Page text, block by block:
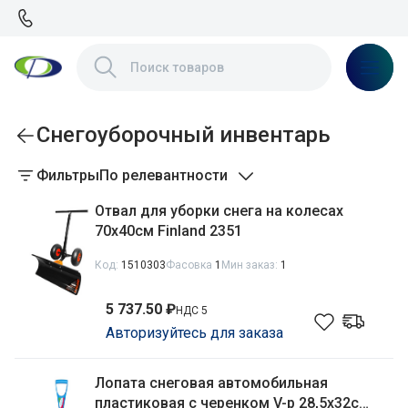
Снегоуборочный инвентарь
ФильтрыПо релевантности
Отвал для уборки снега на колесах
70х40см Finland 2351
Код: 1510303Фасовка 1 Мин заказ: 1
5 737.50 ₽НДС 5
Авторизуйтесь для заказа
Лопата снеговая автомобильная
пластиковая с черенком V-р 28,5х32см